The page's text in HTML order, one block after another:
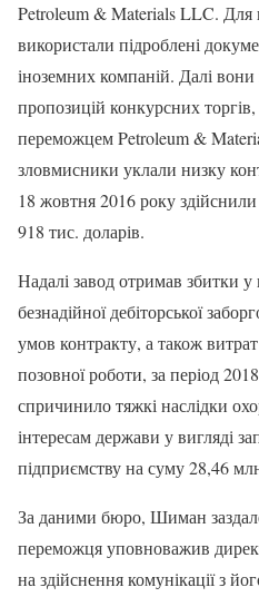
Petroleum & Materials LLC. Для
використали підроблені
іноземних компаній. Далі
пропозицій конкурсних
переможцем Petroleum &
зловмисники уклали низку
18 жовтня 2016 року
918 тис. доларів.
Надалі завод отримав збитки у
безнадійної дебіторської
умов контракту, а також
позовної роботи, за період
спричинило тяжкі наслідки
інтересам держави у вигляді
підприємству на суму 28,46
За даними бюро, Шиман
переможця уповноважив
на здійснення комунікації з